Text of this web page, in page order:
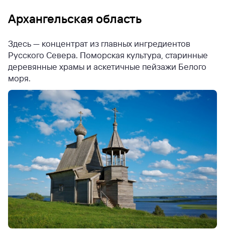
Архангельская область
Здесь — концентрат из главных ингредиентов
Русского Севера. Поморская культура, старинные
деревянные храмы и аскетичные пейзажи Белого
моря.